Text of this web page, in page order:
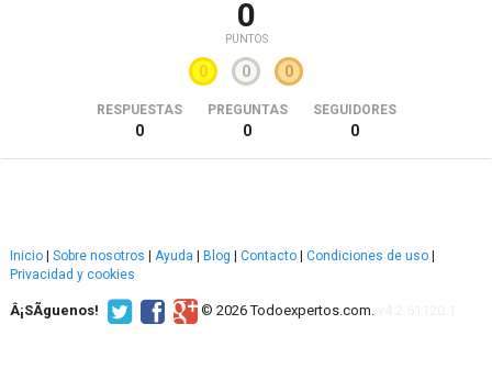
0
PUNTOS
0 0 0
RESPUESTAS
0
PREGUNTAS
0
SEGUIDORES
0
Inicio Sobre nosotros Ayuda Blog Contacto Condiciones de uso
Privacidad y cookies
Â¡SÃ­guenos! © 2026 Todoexpertos.com.